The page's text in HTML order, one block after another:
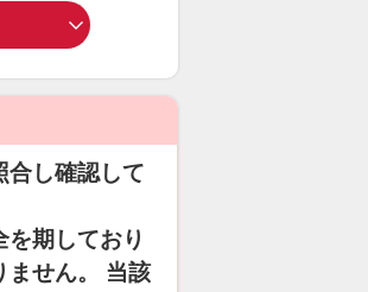
合し確認して
期しており
ません。 当該